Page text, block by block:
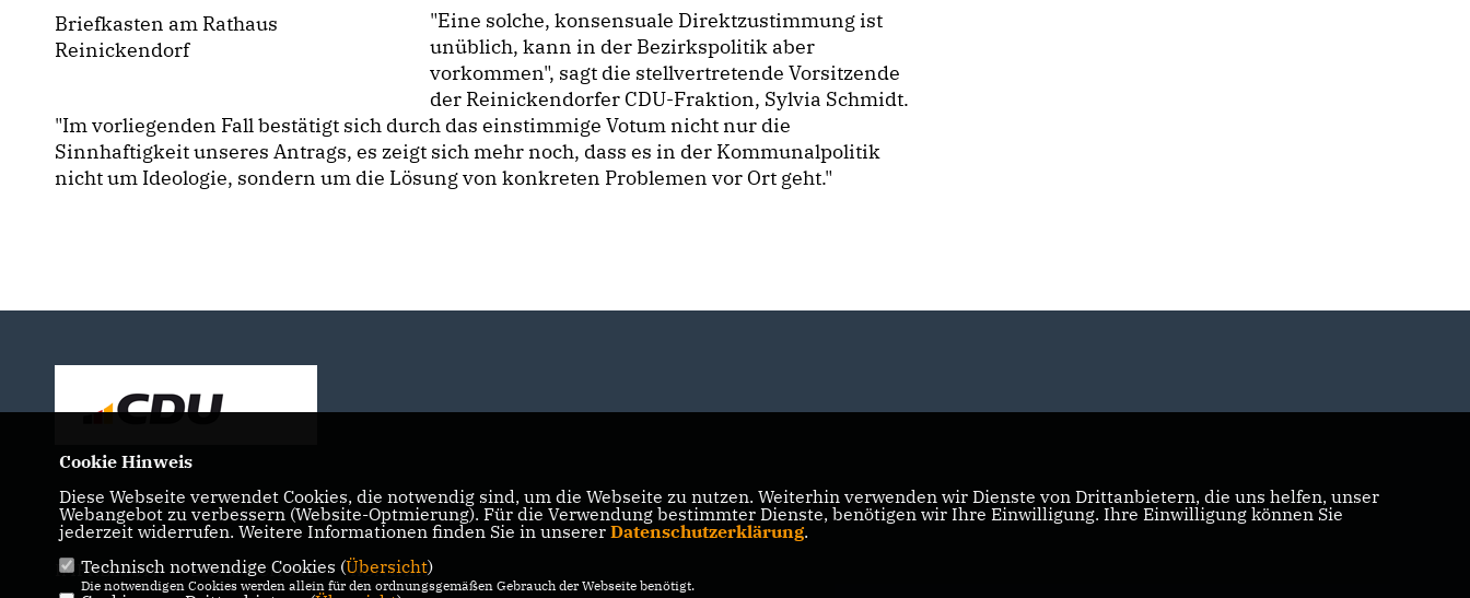
Briefkasten am Rathaus
Reinickendorf
"Eine solche, konsensuale Direktzustimmung ist
unüblich, kann in der Bezirkspolitik aber
vorkommen", sagt die stellvertretende Vorsitzende
der Reinickendorfer CDU-Fraktion, Sylvia Schmidt.
"Im vorliegenden Fall bestätigt sich durch das einstimmige Votum nicht nur die
Sinnhaftigkeit unseres Antrags, es zeigt sich mehr noch, dass es in der Kommunalpolitik
nicht um Ideologie, sondern um die Lösung von konkreten Problemen vor Ort geht."
IMPRESSUM DATENSCHUTZ KONTAKT
Cookie Hinweis
Diese Webseite verwendet Cookies, die notwendig sind, um die Webseite zu nutzen. Weiterhin verwenden wir Dienste von Drittanbietern, die uns helfen, unser
Webangebot zu verbessern (Website-Optmierung). Für die Verwendung bestimmter Dienste, benötigen wir Ihre Einwilligung. Ihre Einwilligung können Sie
jederzeit widerrufen. Weitere Informationen finden Sie in unserer Datenschutzerklärung.
Technisch notwendige Cookies (Übersicht)
Die notwendigen Cookies werden allein für den ordnungsgemäßen Gebrauch der Webseite benötigt.